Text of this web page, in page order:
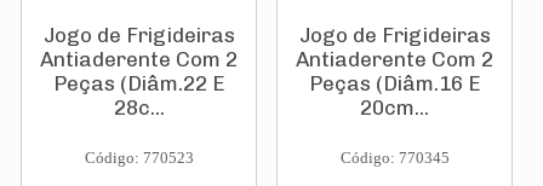
Jogo de Frigideiras
Antiaderente Com 2
Peças (Diâm.22 E
28c...
Código: 770523
Jogo de Frigideiras
Antiaderente Com 2
Peças (Diâm.16 E
20cm...
Código: 770345